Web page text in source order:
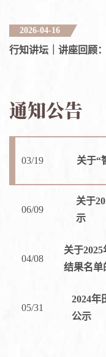
2026-04-16
行知讲坛｜讲座回顾
通知公告
03/19 关于“
06/09
关于
示
04/08
关于
结果名单
05/31
2024年
公示